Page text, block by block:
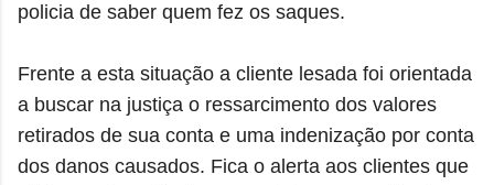
policia de saber quem fez os saques.
Frente a esta situação a cliente lesada foi orientada
a buscar na justiça o ressarcimento dos valores
retirados de sua conta e uma indenização por conta
dos danos causados. Fica o alerta aos clientes que